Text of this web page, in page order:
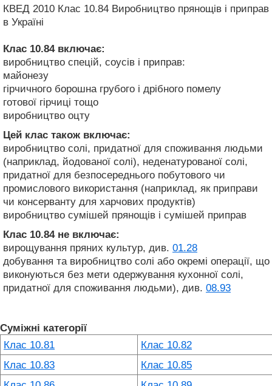
КВЕД 2010 Клас 10.84 Виробництво прянощів і приправ
в Україні
Клас 10.84 включає:
виробництво спецій, соусів і приправ:
майонезу
гірчичного борошна грубого і дрібного помелу
готової гірчиці тощо
виробництво оцту
Цей клас також включає:
виробництво солі, придатної для споживання людьми
(наприклад, йодованої солі), неденатурованої солі,
придатної для безпосереднього побутового чи
промислового використання (наприклад, як приправи
чи консерванту для харчових продуктів)
виробництво сумішей прянощів і сумішей приправ
Клас 10.84не включає:
вирощування пряних культур, див. 01.28
добування та виробництво солі або окремі операції, що
виконуються без мети одержування кухонної солі,
придатної для споживання людьми), див. 08.93
Суміжні категорії
Клас 10.81
Клас 10.82
Клас 10.83
Клас 10.85